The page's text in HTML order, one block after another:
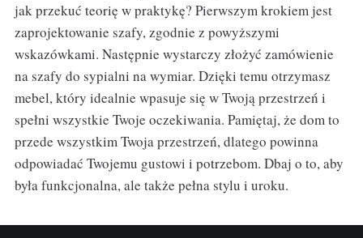
jak przekuć teorię w praktykę? Pierwszym krokiem jest
zaprojektowanie szafy, zgodnie z powyższymi
wskazówkami. Następnie wystarczy złożyć zamówienie
na szafy do sypialni na wymiar. Dzięki temu otrzymasz
mebel, który idealnie wpasuje się w Twoją przestrzeń i
spełni wszystkie Twoje oczekiwania. Pamiętaj, że dom to
przede wszystkim Twoja przestrzeń, dlatego powinna
odpowiadać Twojemu gustowi i potrzebom. Dbaj o to, aby
była funkcjonalna, ale także pełna stylu i uroku.